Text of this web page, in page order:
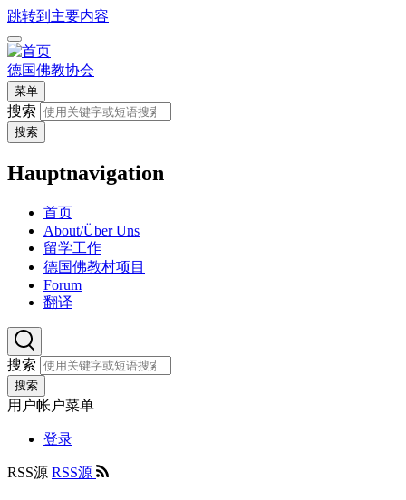
跳转到主要内容
德国佛教协会
菜单
搜索
搜索
Hauptnavigation
首页
About/Über Uns
留学工作
德国佛教村项目
Forum
翻译
搜索
搜索
用户帐户菜单
登录
RSS源 RSS源